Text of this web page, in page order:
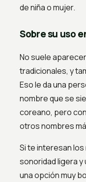
de niña o mujer.
Sobre su uso
No suele
tradicionales, y
Eso le da una
nombre que se
coreano, pero
otros nombres
Si te interesan
sonoridad ligera y
una opción muy